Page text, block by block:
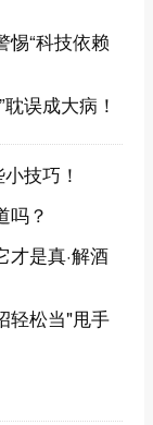
惕“科技依赖
误成大病！
技巧！
吗？
才是真·解酒
轻松当"甩手